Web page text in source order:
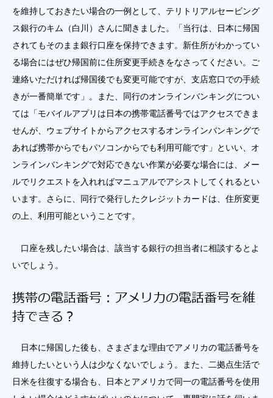
を維持しておきたい場合の一例として、テリトリアルセービング
ス銀行のキム（白川）さんに聞きました。「当行は、日本に帰国
されてもそのまま銀行口座を保持できます。新住所がわかってい
る場合にはぜひ帰国前に住所変更手続きをなさってください。ご
連絡いただければ帰国後でも変更可能ですが、支店窓口での手続
きが一番簡単です」。また、同行のオンラインバンキングについ
ては「モバイルアプリは日本の携帯電話番号ではアクセスできま
せんが、ウェブサイトからアクセスするオンラインバンキングで
あれば携帯からでもパソコンからでも利用可能です」といい、オ
ンラインバンキングで対応できない作業が必要な場合には、メー
ルでリクエストを入れればマニュアルでアシストしてくれるとい
います。さらに、同行で発行したクレジットカードは、住所変更
の上、利用可能ということです。
口座を残したい場合は、該当する銀行の担当者に相談するとよ
いでしょう。
携帯の電話番号：アメリカの電話番号を維
持できる？
日本に帰国した後も、さまざまな理由でアメリカの電話番号を
維持したいという人は少なくないでしょう。また、二拠点生活で
日米を往復する場合も、日本とアメリカで同一の電話番号を使用